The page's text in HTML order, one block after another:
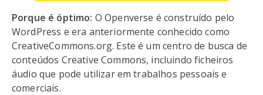
Porque é óptimo: O Openverse é construído pelo
WordPress e era anteriormente conhecido como
CreativeCommons.org. Este é um centro de busca de
conteúdos Creative Commons, incluindo ficheiros
áudio que pode utilizar em trabalhos pessoais e
comerciais.